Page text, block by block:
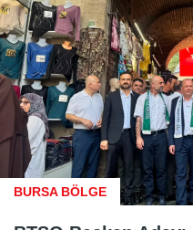
BURSA BÖLGE